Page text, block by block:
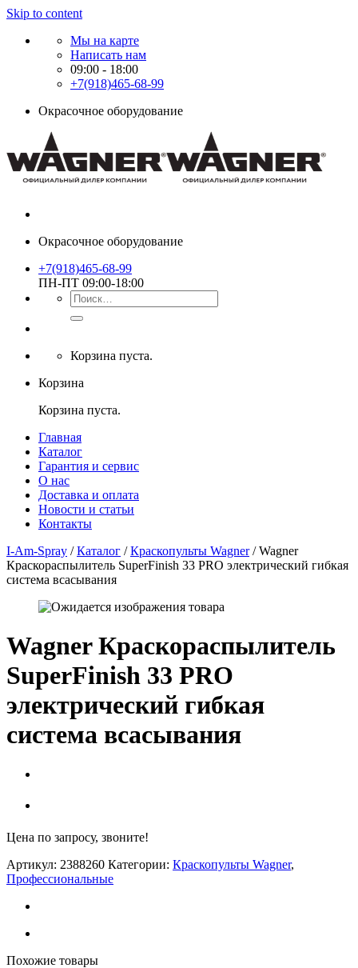
Skip to content
Мы на карте
Написать нам
09:00 - 18:00
+7(918)465-68-99
Окрасочное оборудование
Окрасочное оборудование
+7(918)465-68-99
ПН-ПТ 09:00-18:00
Корзина пуста.
Корзина
Корзина пуста.
Главная
Каталог
Гарантия и сервис
О нас
Доставка и оплата
Новости и статьи
Контакты
I-Am-Spray /Каталог /Краскопульты Wagner/Wagner
Краскораспылитель SuperFinish 33 PRO электрический гибкая
система всасывания
Wagner Краскораспылитель
SuperFinish 33 PRO
электрический гибкая
система всасывания
Цена по запросу, звоните!
Артикул: 2388260 Категории: Краскопульты Wagner,
Профессиональные
Похожие товары